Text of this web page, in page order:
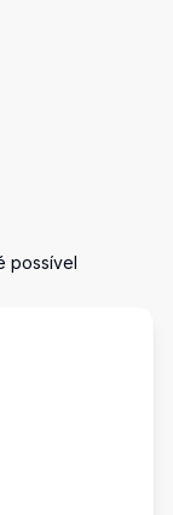
possível